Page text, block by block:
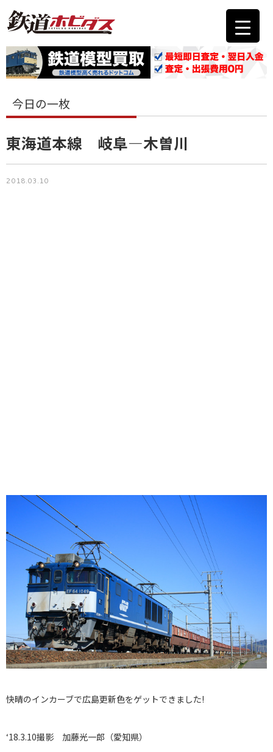
今日の一枚
東海道本線 岐阜―木曽川
2018.03.10
快晴のインカーブで広島更新色をゲットできました!
‘18.3.10撮影 加藤光一郎（愛知県）